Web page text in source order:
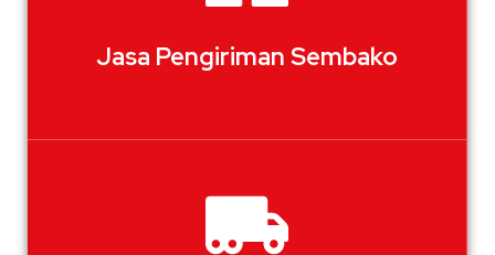
Jasa Pengiriman Sembako